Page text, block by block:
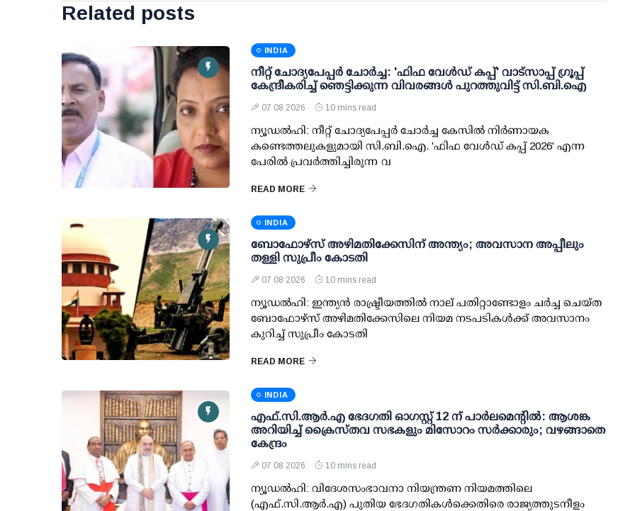
Related posts
INDIA
നീറ്റ് ചോദ്യപേപ്പര്‍ ചോര്‍ച്ച: 'ഫിഫ വേള്‍ഡ് കപ്പ്' വാട്സാപ്പ് ഗ്രൂപ്പ്
കേന്ദ്രീകരിച്ച് ഞെട്ടിക്കുന്ന വിവരങ്ങള്‍ പുറത്തുവിട്ട് സി.ബി.ഐ
07 08 2026 10 mins read
ന്യൂഡല്‍ഹി: നീറ്റ് ചോദ്യപേപ്പര്‍ ചോര്‍ച്ച കേസില്‍ നിര്‍ണായക
കണ്ടെത്തലുകളുമായി സി.ബി.ഐ. 'ഫിഫ വേള്‍ഡ് കപ്പ് 2026' എന്ന
പേരില്‍ പ്രവര്‍ത്തിച്ചിരുന്ന വ
READ MORE
INDIA
ബോഫോഴ്സ് അഴിമതിക്കേസിന് അന്ത്യം; അവസാന അപ്പീലും
തള്ളി സുപ്രീം കോടതി
07 08 2026 10 mins read
ന്യൂഡല്‍ഹി: ഇന്ത്യന്‍ രാഷ്ട്രീയത്തില്‍ നാല് പതിറ്റാണ്ടോളം ചര്‍ച്ച ചെയ്ത
ബോഫോഴ്സ് അഴിമതിക്കേസിലെ നിയമ നടപടികള്‍ക്ക് അവസാനം
കുറിച്ച് സുപ്രീം കോടതി
READ MORE
INDIA
എഫ്.സി.ആര്‍.എ ഭേദഗതി ഓഗസ്റ്റ് 12 ന് പാര്‍ലമെന്റില്‍: ആശങ്ക
അറിയിച്ച് ക്രൈസ്തവ സഭകളും മിസോറം സര്‍ക്കാരും; വഴങ്ങാതെ
കേന്ദ്രം
07 08 2026 10 mins read
ന്യൂഡല്‍ഹി: വിദേശസംഭാവനാ നിയന്ത്രണ നിയമത്തിലെ
(എഫ്.സി.ആര്‍.എ) പുതിയ ഭേദഗതികള്‍ക്കെതിരെ രാജ്യത്തുടനീളം